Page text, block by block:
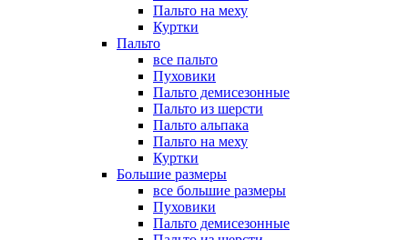
Пальто на меху
Куртки
Пальто
все пальто
Пуховики
Пальто демисезонные
Пальто из шерсти
Пальто альпака
Пальто на меху
Куртки
Большие размеры
все большие размеры
Пуховики
Пальто демисезонные